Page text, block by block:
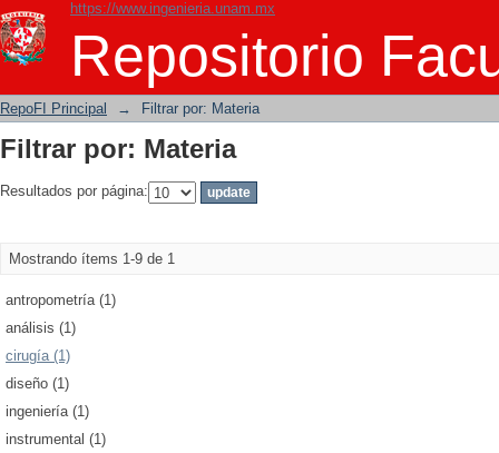
https://www.ingenieria.unam.mx
Repositorio
Filtrar por: Materia
RepoFI Principal → Filtrar por: Materia
Filtrar por: Materia
Resultados por página:
Mostrando ítems 1-9 de 1
antropometría (1)
análisis (1)
cirugía (1)
diseño (1)
ingeniería (1)
instrumental (1)